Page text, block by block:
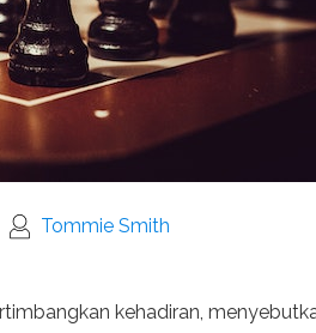
Tommie Smith
kehadiran,